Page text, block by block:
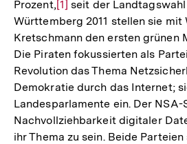
Prozent,Zur
Auflösung
der
Fußnote
[1] seit der
Württemberg 2011 stellen sie mit
Kretschmann den ersten grünen
Die Piraten fokussierten als
Revolution das Thema
Demokratie durch das Internet;
Landesparlamente ein. Der NSA-
Nachvollziehbarkeit digitaler
ihr Thema zu sein. Beide